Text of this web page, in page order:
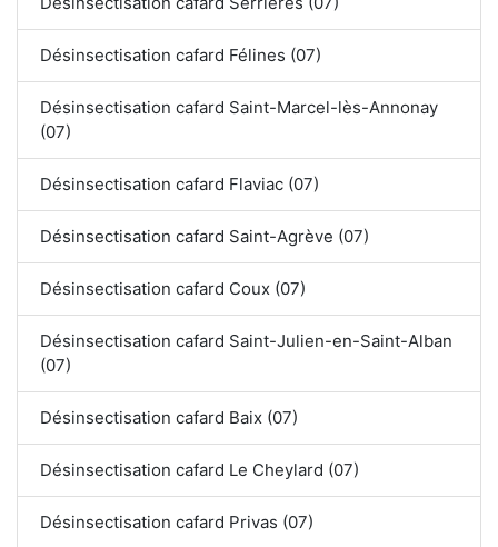
Désinsectisation cafard Félines (07)
Désinsectisation cafard Saint-Marcel-lès-Annonay
(07)
Désinsectisation cafard Flaviac (07)
Désinsectisation cafard Saint-Agrève (07)
Désinsectisation cafard Coux (07)
Désinsectisation cafard Saint-Julien-en-Saint-Alban
(07)
Désinsectisation cafard Baix (07)
Désinsectisation cafard Le Cheylard (07)
Désinsectisation cafard Privas (07)